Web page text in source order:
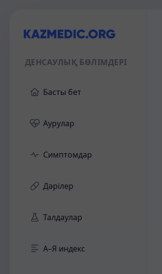
ДЕНСАУЛЫҚ БӨЛІМДЕРІ
Басты бет
Аурулар
Симптомдар
Дәрілер
Талдаулар
А–Я индекс